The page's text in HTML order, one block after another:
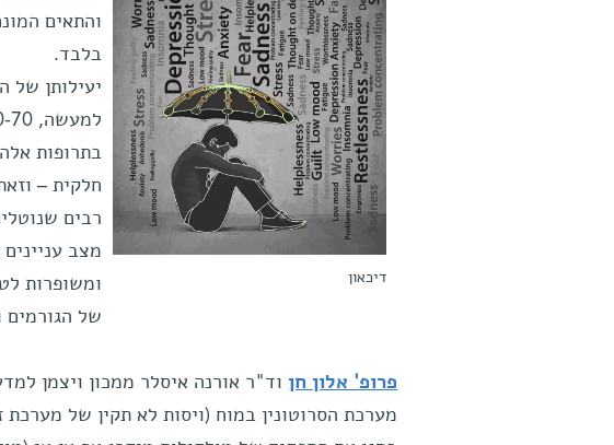
דיכאון
והתאים
בלבד.
יעילותן של
חלקית –
רבים
מצב
ומשופרות
של הגורמים
פרופ' אלון חן וד"ר אורנה איסלר ממכון ויצמן
מערכת הסרוטונין במוח (ויסות לא תקין של מערכת